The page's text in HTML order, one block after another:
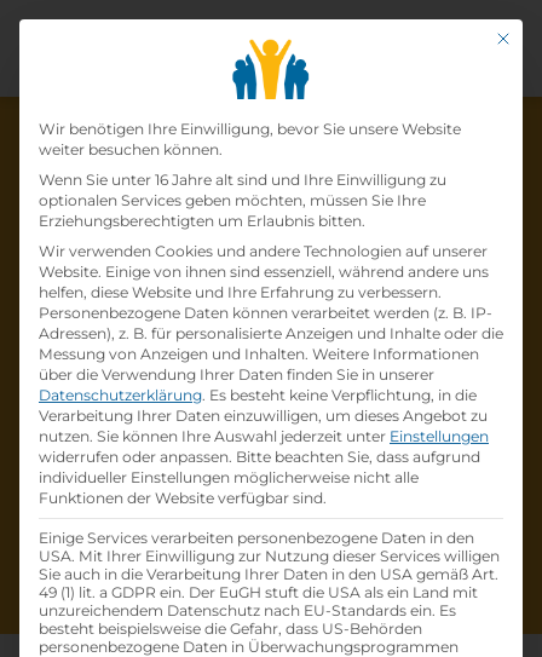
Die Lehrstelle wurde schon
besetzt!
Die LehrstelleLehre Nah- &
Distributionslogistiker/in 2022bei
Österreichische Postist schonbesetzt.
Firmenprofil besuchen
Andere Lehrstelle suchen
Mit
Datenschutz-
Wir benötigen Ihre Einwilligung, bevor Sie unsere Website
weiter besuchen können.
Wenn Sie unter 16 Jahre alt sind und Ihre Einwilligung zu
optionalen Services geben möchten, müssen Sie Ihre
Erziehungsberechtigten um Erlaubnis bitten.
Wir verwenden Cookies und andere Technologien auf unserer
Website. Einige von ihnen sind essenziell, während andere uns
helfen, diese Website und Ihre Erfahrung zu verbessern.
Personenbezogene Daten können verarbeitet werden (z. B. IP-
Adressen), z. B. für personalisierte Anzeigen und Inhalte oder die
Messung von Anzeigen und Inhalten. Weitere Informationen
über die Verwendung Ihrer Daten finden Sie in unserer
Datenschutzerklärung. Es besteht keine Verpflichtung, in die
Verarbeitung Ihrer Daten einzuwilligen, um dieses Angebot zu
nutzen. Sie können Ihre Auswahl jederzeit unter Einstellungen
widerrufen oder anpassen. Bitte beachten Sie, dass aufgrund
individueller Einstellungen möglicherweise nicht alle
Funktionen der Website verfügbar sind.
Einige Services verarbeiten personenbezogene Daten in den
USA. Mit Ihrer Einwilligung zur Nutzung dieser Services willigen
Sie auch in die Verarbeitung Ihrer Daten in den USA gemäß Art.
49 (1) lit. a GDPR ein. Der EuGH stuft die USA als ein Land mit
unzureichendem Datenschutz nach EU-Standards ein. Es
besteht beispielsweise die Gefahr, dass US-Behörden
personenbezogene Daten in Überwachungsprogrammen